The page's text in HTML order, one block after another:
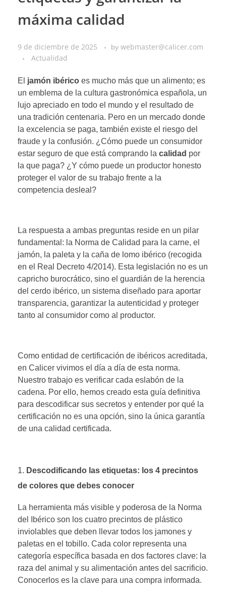
máxima calidad
9 de diciembre de 2025 by webmaster@calicer.com
Actualidad
El jamón ibérico es mucho más que un alimento; es
un emblema de la cultura gastronómica española, un
lujo apreciado en todo el mundo y el resultado de
una tradición centenaria. Pero en un mercado donde
la excelencia se paga, también existe el riesgo del
fraude y la confusión. ¿Cómo puede un consumidor
estar seguro de que está comprando la calidad por
la que paga? ¿Y cómo puede un productor honesto
proteger el valor de su trabajo frente a la
competencia desleal?
La respuesta a ambas preguntas reside en un pilar
fundamental: la Norma de Calidad para la carne, el
jamón, la paleta y la caña de lomo ibérico (recogida
en el Real Decreto 4/2014). Esta legislación no es un
capricho burocrático, sino el guardián de la herencia
del cerdo ibérico, un sistema diseñado para aportar
transparencia, garantizar la autenticidad y proteger
tanto al consumidor como al productor.
Como entidad de certificación de ibéricos acreditada,
en Calicer vivimos el día a día de esta norma.
Nuestro trabajo es verificar cada eslabón de la
cadena. Por ello, hemos creado esta guía definitiva
para descodificar sus secretos y entender por qué la
certificación no es una opción, sino la única garantía
de una calidad certificada.
Descodificando las etiquetas: los 4 precintos
de colores que debes conocer
La herramienta más visible y poderosa de la Norma
del Ibérico son los cuatro precintos de plástico
inviolables que deben llevar todos los jamones y
paletas en el tobillo. Cada color representa una
categoría específica basada en dos factores clave: la
raza del animal y su alimentación antes del sacrificio.
Conocerlos es la clave para una compra informada.